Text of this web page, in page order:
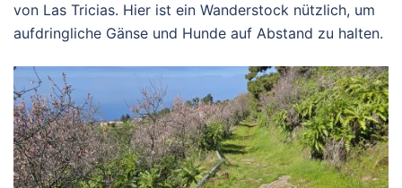
von Las Tricias. Hier ist ein Wanderstock nützlich, um
aufdringliche Gänse und Hunde auf Abstand zu halten.